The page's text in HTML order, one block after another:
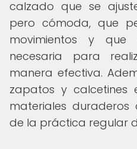
calzado que se
pero cómoda, que
movimientos y
necesaria para
manera efectiva.
zapatos y calcetines
materiales
de la práctica regular